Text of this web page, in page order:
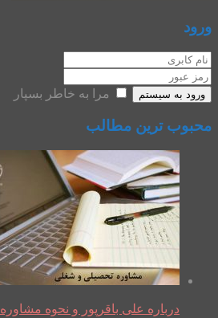
ورود
ورود به سیستم مرا به خاطر بسپار
محبوب ترین مطالب
درباره علی باقرپور و نحوه مشاوره